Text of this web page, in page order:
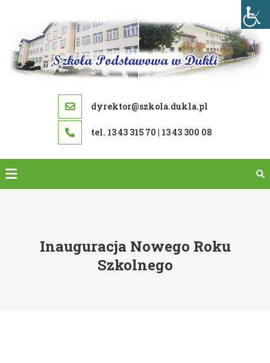
content
dyrektor@szkola.dukla.pl
tel. 13 43 315 70 | 13 43 300 08
Inauguracja Nowego Roku
Szkolnego